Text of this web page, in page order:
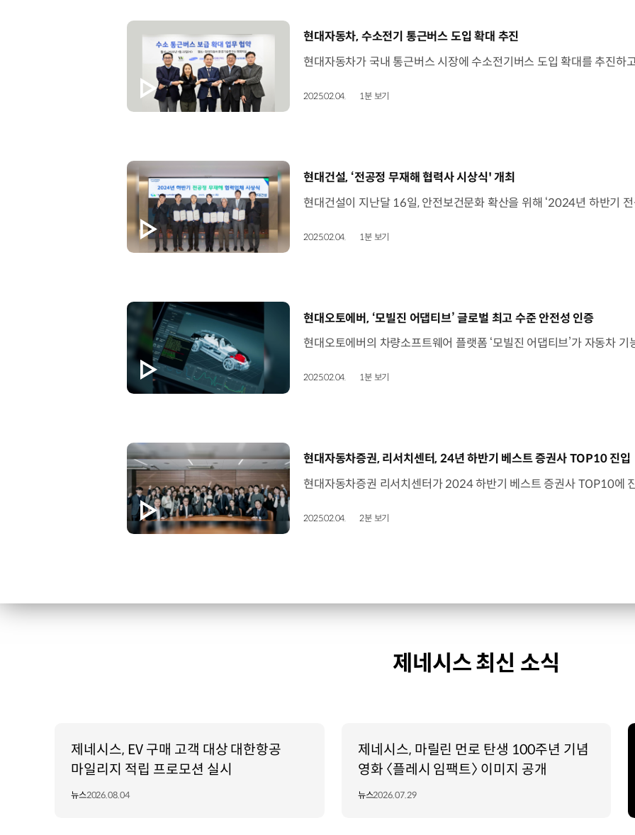
[동영상]
현대자동차, 수소전기 통근버스 도입 확대 추진
2025.02.04. 1분 보기
[동영상]
현대건설, ‘전공정 무재해 협력사 시상식' 개최
2025.02.04. 1분 보기
[동영상]
현대오토에버, ‘모빌진 어댑티브’ 글로벌 최고 수준 안전성 인증
2025.02.04. 1분 보기
[동영상]
현대자동차증권, 리서치센터, 24년 하반기 베스트 증권사 TOP10 진입
2025.02.04. 2분 보기
제네시스 최신 소식
제네시스, EV 구매 고객 대상 대한항공
마일리지 적립 프로모션 실시
뉴스2026.08.04
제네시스, 마릴린 먼로 탄생 100주년 기념
영화 〈플레시 임팩트〉 이미지 공개
뉴스2026.07.29